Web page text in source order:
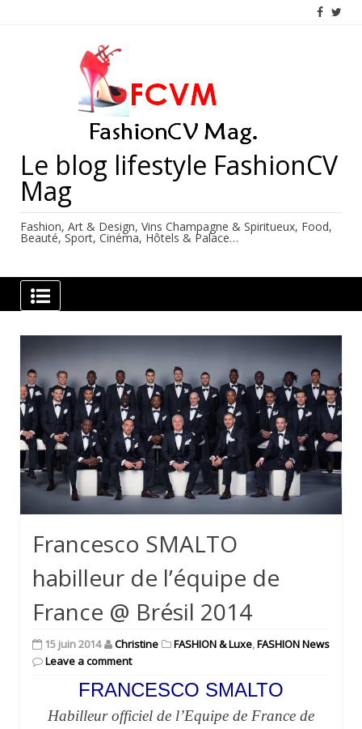
Le blog lifestyle FashionCV
Mag
Fashion, Art & Design, Vins Champagne & Spiritueux, Food,
Beauté, Sport, Cinéma, Hôtels & Palace…
Francesco SMALTO
habilleur de l’équipe de
France @ Brésil 2014
15 juin 2014 Christine FASHION & Luxe,FASHION News
Leave a comment
FRANCESCO SMALTO
Habilleur officiel de l’Equipe de France de